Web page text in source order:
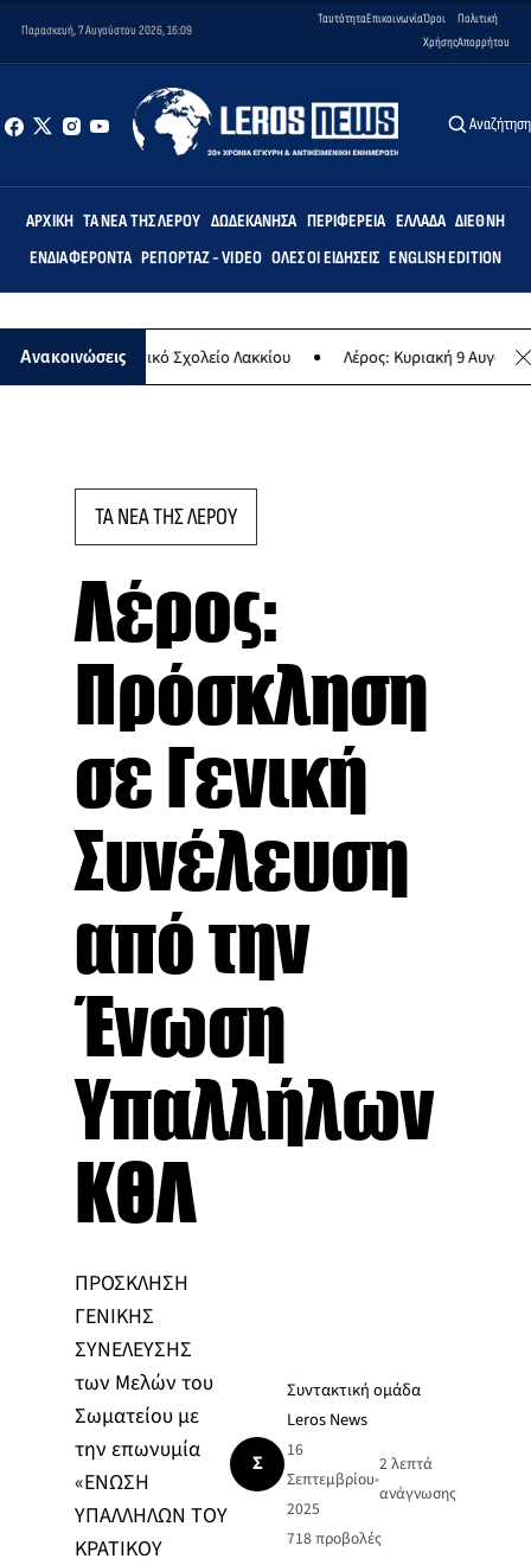
Παρασκευή, 7 Αυγούστου 2026, 16:09
ΤαυτότηταΕπικοινωνίαΌροι
Χρήσης
Πολιτική
Απορρήτου
Αναζήτηση
ΑΡΧΙΚΉ ΤΑ ΝΈΑ ΤΗΣ ΛΈΡΟΥ ΔΩΔΕΚΆΝΗΣΑ ΠΕΡΙΦΈΡΕΙΑ ΕΛΛΆΔΑ ΔΙΕΘΝΉ
ΕΝΔΙΑΦΈΡΟΝΤΑ ΡΕΠΟΡΤΆΖ - VIDEO ΌΛΕΣ ΟΙ ΕΙΔΉΣΕΙΣ ENGLISH EDITION
Ανακοινώσεις
στο Δημοτικό Σχολείο Λακκίου Λέρος: Κυριακή 9 Αυγούστου
ΤΑ ΝΕΑ ΤΗΣ ΛΕΡΟΥ
Λέρος:
Πρόσκληση
σε Γενική
Συνέλευση
από την
Ένωση
Υπαλλήλων
ΚΘΛ
ΠΡΟΣΚΛΗΣH
ΓΕΝΙΚΗΣ
ΣΥΝΕΛΕΥΣΗΣ
των Μελών του
Σωματείου με
την επωνυμία
«ΕΝΩΣΗ
ΥΠΑΛΛΗΛΩΝ ΤΟΥ
ΚΡΑΤΙΚΟΥ
Σ
Συντακτική ομάδα
Leros News
16
Σεπτεμβρίου
2025
•
2 λεπτά
ανάγνωσης
718 προβολές